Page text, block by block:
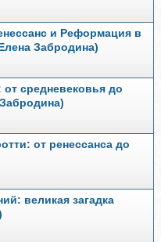
и Реформация в
Забродина)
средневековья до
от ренессанса до
великая загадка